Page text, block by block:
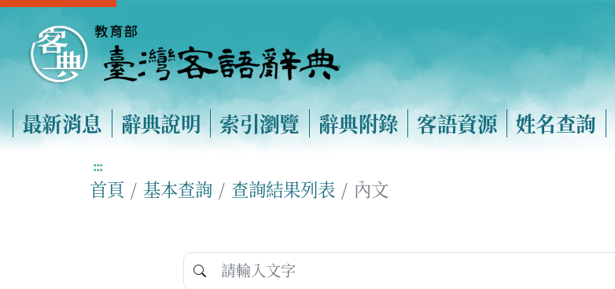
最新消息 辭典說明 索引瀏覽 辭典附錄 客語資源 姓名查詢
:::
首頁 基本查詢 查詢結果列表 內文